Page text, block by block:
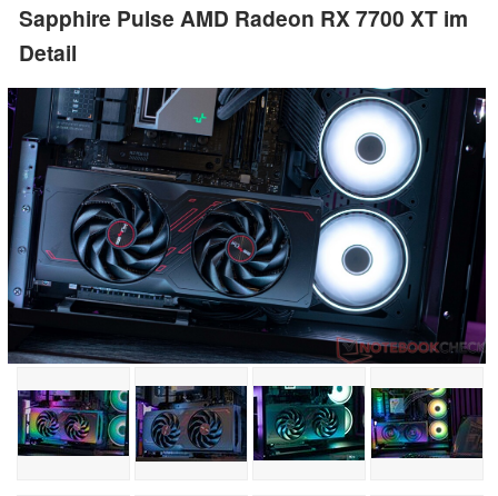
Sapphire Pulse AMD Radeon RX 7700 XT im
Detail